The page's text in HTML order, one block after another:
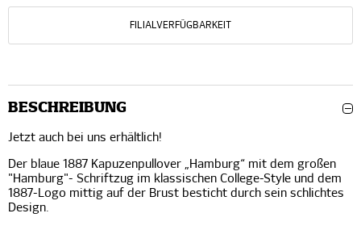
FILIALVERFÜGBARKEIT
BESCHREIBUNG
Jetzt auch bei uns erhältlich!
Der blaue 1887 Kapuzenpullover „Hamburg“ mit dem großen
"Hamburg"- Schriftzug im klassischen College-Style und dem
1887-Logo mittig auf der Brust besticht durch sein schlichtes
Design.